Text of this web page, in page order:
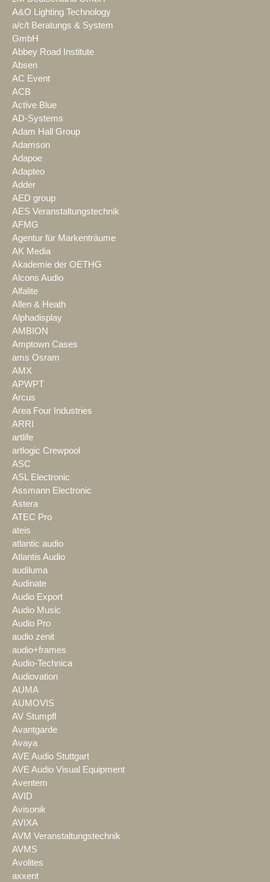
A&O Lighting Technology
a/c/t Beratungs & System
GmbH
Abbey Road Institute
Absen
AC Event
ACB
Active Blue
AD-Systems
Adam Hall Group
Adamson
Adapoe
Adapteo
Adder
AED group
AES Veranstaltungstechnik
AFMG
Agentur für Markenträume
AK Media
Akademie der OETHG
Alcons Audio
Alfalite
Allen & Heath
Alphadisplay
AMBION
Amptown Cases
ams Osram
AMX
APWPT
Arcus
Area Four Industries
ARRI
artlife
artlogic Crewpool
ASC
ASL Electronic
Assmann Electronic
Astera
ATEC Pro
ateis
atlantic audio
Atlantis Audio
audiluma
Audinate
Audio Export
Audio Music
Audio Pro
audio zenit
audio+frames
Audio-Technica
Audiovation
AUMA
AUMOVIS
AV Stumpfl
Avantgarde
Avaya
AVE Audio Stuttgart
AVE Audio Visual Equipment
Aventem
AVID
Avisonik
AVIXA
AVM Veranstaltungstechnik
AVMS
Avolites
axxent